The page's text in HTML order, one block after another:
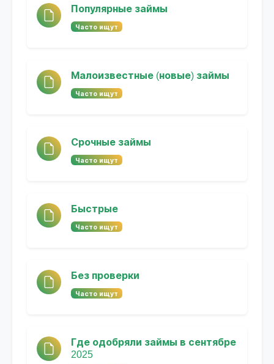
Популярные займы
Часто ищут
Малоизвестные (новые) займы
Часто ищут
Срочные займы
Часто ищут
Быстрые
Часто ищут
Без проверки
Часто ищут
Где одобряли займы в сентябре
2025